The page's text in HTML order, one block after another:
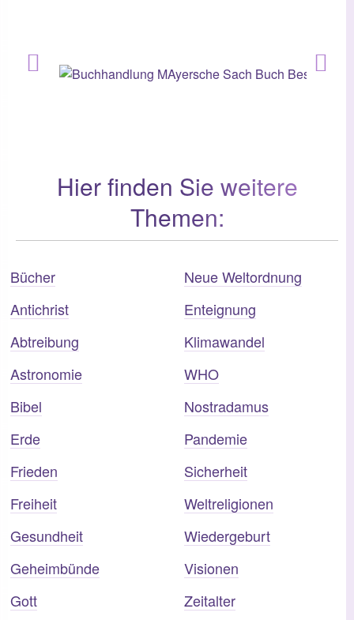
Hier finden Sie weitere
Themen:
Bücher
Antichrist
Abtreibung
Astronomie
Bibel
Erde
Frieden
Freiheit
Gesundheit
Geheimbünde
Gott
Neue Weltordnung
Enteignung
Klimawandel
WHO
Nostradamus
Pandemie
Sicherheit
Weltreligionen
Wiedergeburt
Visionen
Zeitalter